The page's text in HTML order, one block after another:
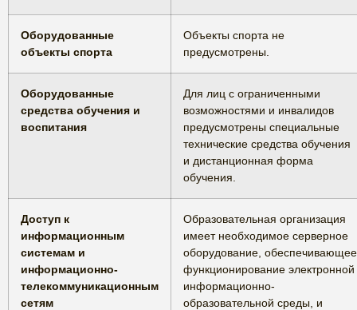
Оборудованные
объекты спорта
Объекты спорта не
предусмотрены.
Оборудованные
средства обучения и
воспитания
Для лиц с ограниченными
возможностями и инвалидов
предусмотрены специальные
технические средства обучения
и дистанционная форма
обучения.
Доступ к
информационным
системам и
информационно-
телекоммуникационным
сетям
Образовательная организация
имеет необходимое серверное
оборудование, обеспечивающее
функционирование электронной
информационно-
образовательной среды, и